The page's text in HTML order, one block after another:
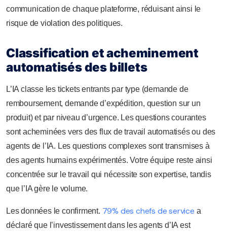
communication de chaque plateforme, réduisant ainsi le
risque de violation des politiques.
Classification et acheminement
automatisés des billets
L’IA classe les tickets entrants par type (demande de
remboursement, demande d’expédition, question sur un
produit) et par niveau d’urgence. Les questions courantes
sont acheminées vers des flux de travail automatisés ou des
agents de l’IA. Les questions complexes sont transmises à
des agents humains expérimentés. Votre équipe reste ainsi
concentrée sur le travail qui nécessite son expertise, tandis
que l’IA gère le volume.
Les données le confirment. 79% des chefs de service a
déclaré que l’investissement dans les agents d’IA est